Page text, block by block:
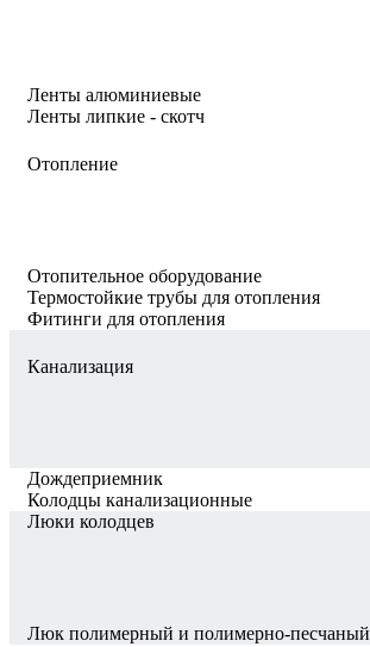
Ленты алюминиевые
Ленты липкие - скотч
Отопление
Отопительное оборудование
Термостойкие трубы для отопления
Фитинги для отопления
Канализация
Дождеприемник
Колодцы канализационные
Люки колодцев
Люк полимерный и полимерно-песчаный